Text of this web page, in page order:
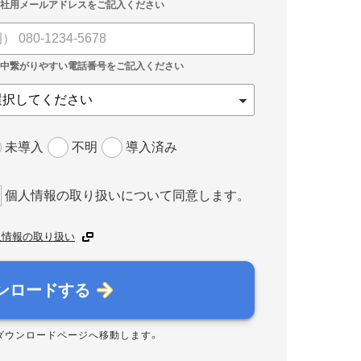
未導入 不明 導入済み
個人情報の取り扱いについて同意します。
報の取り扱い
ロードする
ウンロードページへ移動します。